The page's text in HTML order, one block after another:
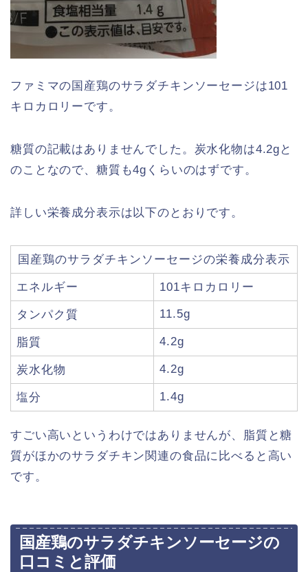
ファミマの国産鶏のサラダチキンソーセージは101
キロカロリーです。
糖質の記載はありませんでした。炭水化物は4.2gと
のことなので、糖質も4gくらいのはずです。
詳しい栄養成分表示は以下のとおりです。
国産鶏のサラダチキンソーセージの栄養成分表示
エネルギー 101キロカロリー
タンパク質 11.5g
脂質 4.2g
炭水化物 4.2g
塩分 1.4g
すごい高いというわけではありませんが、脂質と糖
質がほかのサラダチキン関連の食品に比べると高い
です。
国産鶏のサラダチキンソーセージの
口コミと評価